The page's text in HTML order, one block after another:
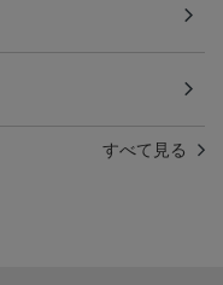
すべて見る